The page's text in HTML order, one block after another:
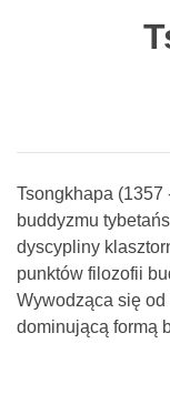
Tsongkhapa (1357
buddyzmu
dyscypliny
punktów filozofii
Wywodząca się od
dominującą formą